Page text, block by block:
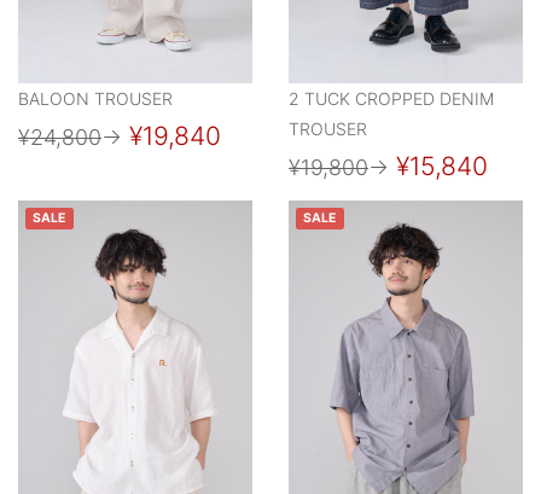
BALOON TROUSER
¥24,800→ ¥19,840
2 TUCK CROPPED DENIM
TROUSER
¥19,800→ ¥15,840
SALE SALE